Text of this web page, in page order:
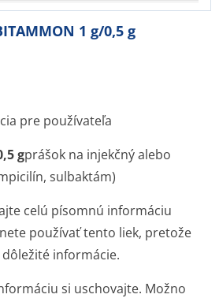
1 g/0,5 g
pre používateľa
gprášok na injekčný alebo
sulbaktám)
celú písomnú informáciu
používať tento liek, pretože
informácie.
si uschovajte. Možno